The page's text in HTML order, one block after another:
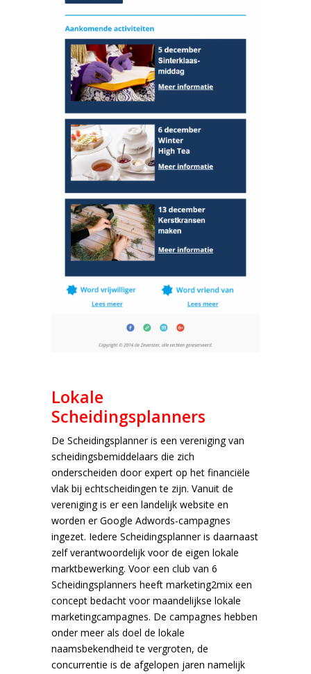
Lokale
Scheidingsplanners
De Scheidingsplanner is een vereniging van
scheidingsbemiddelaars die zich
onderscheiden door expert op het financiële
vlak bij echtscheidingen te zijn. Vanuit de
vereniging is er een landelijk website en
worden er Google Adwords-campagnes
ingezet. Iedere Scheidingsplanner is daarnaast
zelf verantwoordelijk voor de eigen lokale
marktbewerking. Voor een club van 6
Scheidingsplanners heeft marketing2mix een
concept bedacht voor maandelijkse lokale
marketingcampagnes. De campagnes hebben
onder meer als doel de lokale
naamsbekendheid te vergroten, de
concurrentie is de afgelopen jaren namelijk